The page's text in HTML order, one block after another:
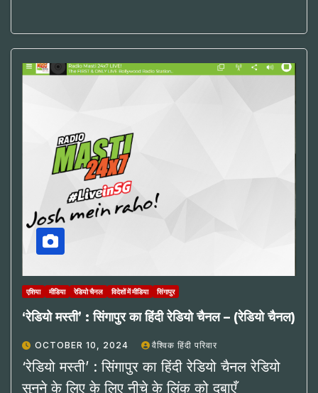
एशिया मीडिया रेडियो चैनल विदेशों में मीडिया सिंगापुर
‘रेडियो मस्ती’ : सिंगापुर का हिंदी रेडियो चैनल – (रेडियो चैनल)
OCTOBER 10, 2024 वैश्विक हिंदी परिवार
‘रेडियो मस्ती’ : सिंगापुर का हिंदी रेडियो चैनल रेडियो
सुनने के लिए के लिए नीचे के लिंक को दबाएँ